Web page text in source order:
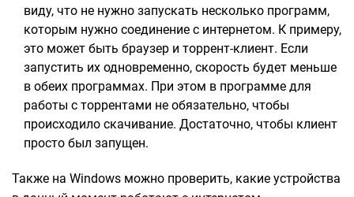
виду, что не нужно запускать несколько программ,
которым нужно соединение с интернетом. К примеру,
это может быть браузер и торрент-клиент. Если
запустить их одновременно, скорость будет меньше
в обеих программах. При этом в программе для
работы с торрентами не обязательно, чтобы
происходило скачивание. Достаточно, чтобы клиент
просто был запущен.
Также на Windows можно проверить, какие устройства